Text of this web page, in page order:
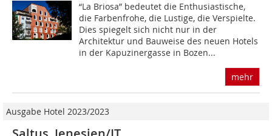
“La Briosa” bedeutet die Enthusiastische,
die Farbenfrohe, die Lustige, die Verspielte.
Dies spiegelt sich nicht nur in der
Architektur und Bauweise des neuen Hotels
in der Kapuzinergasse in Bozen...
mehr
Ausgabe Hotel 2023/2023